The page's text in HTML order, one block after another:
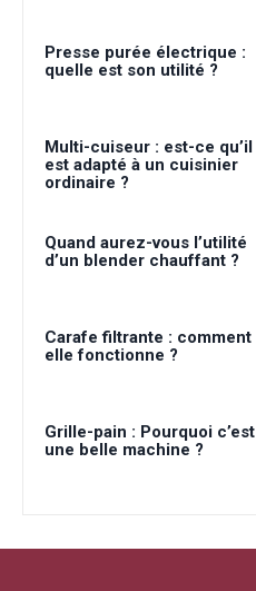
Presse purée électrique :
quelle est son utilité ?
Multi-cuiseur : est-ce qu’il
est adapté à un cuisinier
ordinaire ?
Quand aurez-vous l’utilité
d’un blender chauffant ?
Carafe filtrante : comment
elle fonctionne ?
Grille-pain : Pourquoi c’est
une belle machine ?